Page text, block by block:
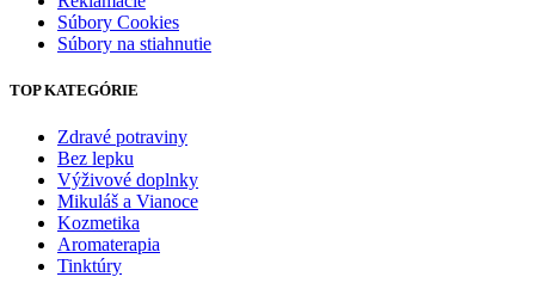
Súbory Cookies
Súbory na stiahnutie
TOP KATEGÓRIE
Zdravé potraviny
Bez lepku
Výživové doplnky
Mikuláš a Vianoce
Kozmetika
Aromaterapia
Tinktúry